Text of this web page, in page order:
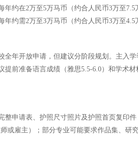
约在2万至5万马币（约合人民币3万至
约需2万至3万马币（约合人民币3万至
年开放申请，但建议分阶段规划。主入
前准备语言成绩（雅思5.5-6.0）和学术
整申请表、护照尺寸照片及护照首页复印
或雇主）；部分专业可能要求作品集、